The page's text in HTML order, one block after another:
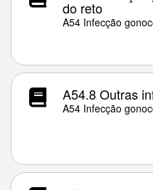
do reto
A54 Infecção
A54.8 Outras
A54 Infecção